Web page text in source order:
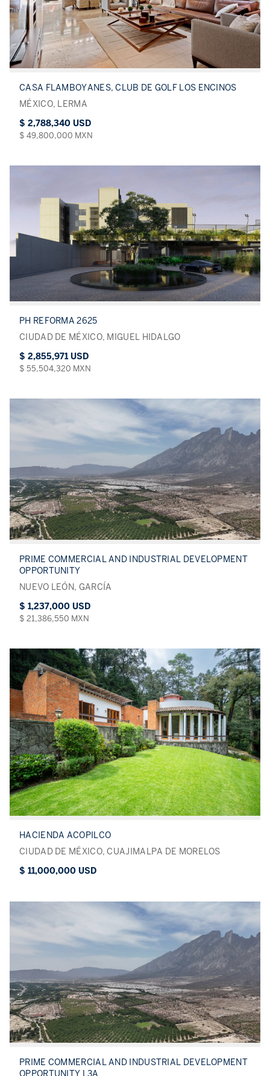
CASA FLAMBOYANES, CLUB DE GOLF LOS ENCINOS
MÉXICO, LERMA
$ 2,788,340 USD
$ 49,800,000 MXN
PH REFORMA 2625
CIUDAD DE MÉXICO, MIGUEL HIDALGO
$ 2,855,971 USD
$ 55,504,320 MXN
PRIME COMMERCIAL AND INDUSTRIAL DEVELOPMENT
OPPORTUNITY
NUEVO LEÓN, GARCÍA
$ 1,237,000 USD
$ 21,386,550 MXN
HACIENDA ACOPILCO
CIUDAD DE MÉXICO, CUAJIMALPA DE MORELOS
$ 11,000,000 USD
PRIME COMMERCIAL AND INDUSTRIAL DEVELOPMENT